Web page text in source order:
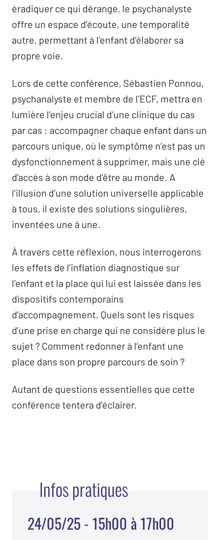
Infos pratiques
24/05/25 - 15h00 à 17h00
éradiquer ce qui dérange, le psychanalyste
offre un espace d’écoute, une temporalité
autre, permettant à l’enfant d’élaborer sa
propre voie.
Lors de cette conférence, Sébastien Ponnou,
psychanalyste et membre de l’ECF, mettra en
lumière l’enjeu crucial d’une clinique du cas
par cas : accompagner chaque enfant dans un
parcours unique, où le symptôme n’est pas un
dysfonctionnement à supprimer, mais une clé
d’accès à son mode d’être au monde. A
l’illusion d’une solution universelle applicable
à tous, il existe des solutions singulières,
inventées une à une.
À travers cette réflexion, nous interrogerons
les effets de l’inflation diagnostique sur
l’enfant et la place qui lui est laissée dans les
dispositifs contemporains
d’accompagnement. Quels sont les risques
d’une prise en charge qui ne considère plus le
sujet ? Comment redonner à l’enfant une
place dans son propre parcours de soin ?
Autant de questions essentielles que cette
conférence tentera d’éclairer.